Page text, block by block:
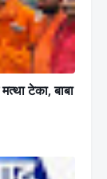
टेका, बाबा